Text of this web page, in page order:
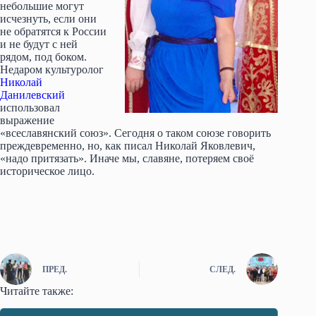
небольшие могут
исчезнуть, если они
не обратятся к России
и не будут с ней
рядом, под боком.
Недаром культуролог
Николай
Данилевский
использовал
выражение
«всеславянский союз». Сегодня о таком союзе говорить
преждевременно, но, как писал Николай Яковлевич,
«надо притязать». Иначе мы, славяне, потеряем своё
историческое лицо.
ПРЕД. СЛЕД.
Читайте также: